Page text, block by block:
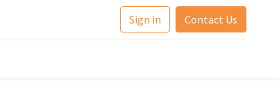
Sign in Contact Us